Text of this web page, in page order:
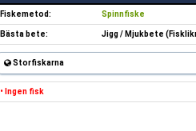
Fiskemetod: Spinnfiske
Bästa bete: Jigg / Mjukbete
Storfiskarna
• Ingen fisk